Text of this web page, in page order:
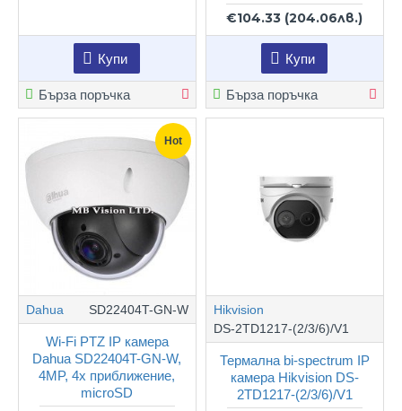
Купи
Бърза поръчка
€104.33 (204.06лв.)
Купи
Бърза поръчка
Hot
Dahua SD22404T-GN-W
Wi-Fi PTZ IP камера
Dahua SD22404T-GN-W,
4MP, 4х приближение,
microSD
Hikvision
DS-2TD1217-(2/3/6)/V1
Термална bi-spectrum IP
камера Hikvision DS-
2TD1217-(2/3/6)/V1